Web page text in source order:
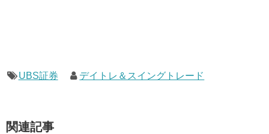
UBS証券 デイトレ＆スイングトレード
関連記事